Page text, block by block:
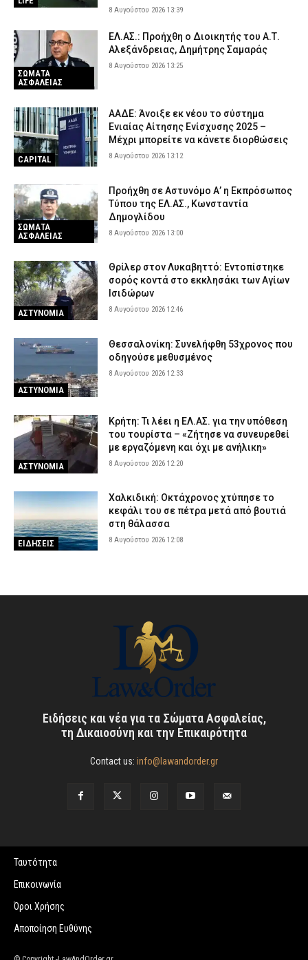
8 Αυγούστου 2026 13:39
ΣΩΜΑΤΑ
ΑΣΦΑΛΕΙΑΣ
ΕΛ.ΑΣ.: Προήχθη ο Διοικητής του Α.Τ.
Αλεξάνδρειας, Δημήτρης Σαμαράς
8 Αυγούστου 2026 13:25
CAPITAL
ΑΑΔΕ: Άνοιξε εκ νέου το σύστημα
Ενιαίας Αίτησης Ενίσχυσης 2025 –
Μέχρι μπορείτε να κάνετε διορθώσεις
8 Αυγούστου 2026 13:12
ΣΩΜΑΤΑ
ΑΣΦΑΛΕΙΑΣ
Προήχθη σε Αστυνόμο Α’ η Εκπρόσωπος
Τύπου της ΕΛ.ΑΣ., Κωνσταντία
Δημογλίδου
8 Αυγούστου 2026 13:00
ΑΣΤΥΝΟΜΙΑ
Θρίλερ στον Λυκαβηττό: Εντοπίστηκε
σορός κοντά στο εκκλησάκι των Αγίων
Ισιδώρων
8 Αυγούστου 2026 12:46
ΑΣΤΥΝΟΜΙΑ
Θεσσαλονίκη: Συνελήφθη 53χρονος που
οδηγούσε μεθυσμένος
8 Αυγούστου 2026 12:33
ΑΣΤΥΝΟΜΙΑ
Κρήτη: Τι λέει η ΕΛ.ΑΣ. για την υπόθεση
του τουρίστα – «Ζήτησε να συνευρεθεί
με εργαζόμενη και όχι με ανήλικη»
8 Αυγούστου 2026 12:20
ΕΙΔΗΣΕΙΣ
Χαλκιδική: Οκτάχρονος χτύπησε το
κεφάλι του σε πέτρα μετά από βουτιά
στη θάλασσα
8 Αυγούστου 2026 12:08
Ειδήσεις και νέα για τα Σώματα Ασφαλείας,
τη Δικαιοσύνη και την Επικαιρότητα
Contact us: info@lawandorder.gr
Ταυτότητα
Επικοινωνία
Όροι Χρήσης
Αποποίηση Ευθύνης